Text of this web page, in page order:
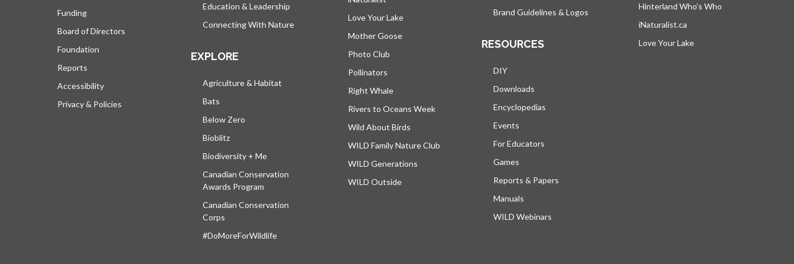
Funding
Board of Directors
Foundation
Reports
Accessibility
Privacy & Policies
Education & Leadership
Connecting With Nature
EXPLORE
Agriculture & Habitat
Bats
Below Zero
Bioblitz
Biodiversity + Me
Canadian Conservation
Awards Program
Canadian Conservation
Corps
#DoMoreForWildlife
Love Your Lake
Mother Goose
Photo Club
Pollinators
Right Whale
Rivers to Oceans Week
Wild About Birds
WILD Family Nature Club
WILD Generations
WILD Outside
Brand Guidelines & Logos
RESOURCES
DIY
Downloads
Encyclopedias
Events
For Educators
Games
Reports & Papers
Manuals
WILD Webinars
Hinterland Who's Who
iNaturalist.ca
Love Your Lake